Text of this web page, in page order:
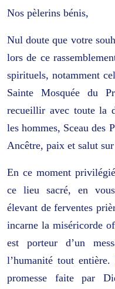
Nos pèlerins bénis,
Nul doute que votre
lors de ce
spirituels, notamment
Sainte Mosquée du
recueillir avec toute la
les hommes, Sceau des
Ancêtre, paix et salut
En ce moment
ce lieu sacré, en
élevant de ferventes
incarne la miséricorde
est porteur d’un
l’humanité tout
promesse faite par